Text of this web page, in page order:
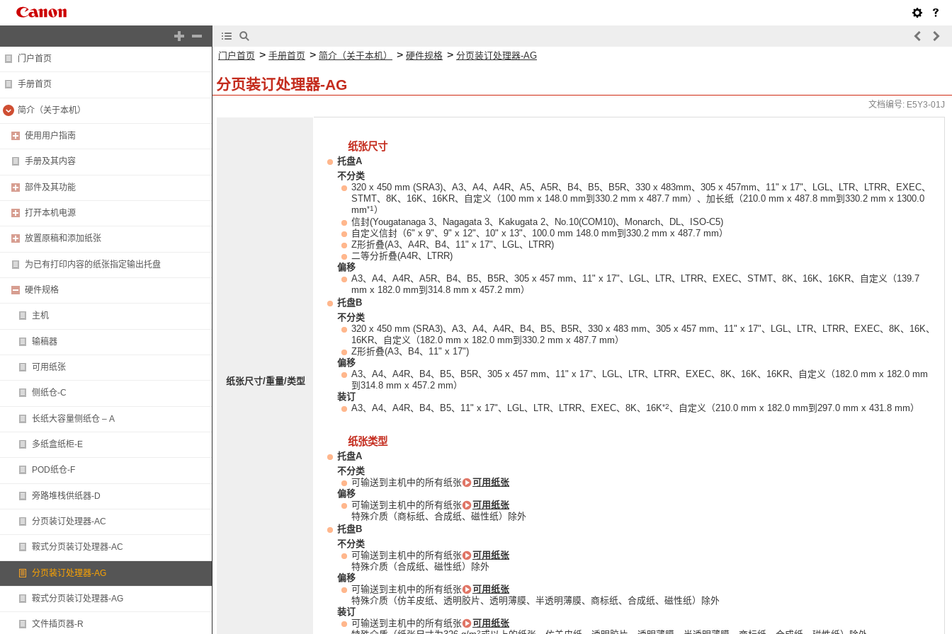
门户首页
手册首页
简介（关于本机）
使用用户指南
手册及其内容
部件及其功能
打开本机电源
放置原稿和添加纸张
为已有打印内容的纸张指定输出托盘
硬件规格
主机
输稿器
可用纸张
侧纸仓-C
长纸大容量侧纸仓 – A
多纸盒纸柜-E
POD纸仓-F
旁路堆栈供纸器-D
分页装订处理器-AC
鞍式分页装订处理器-AC
分页装订处理器-AG
鞍式分页装订处理器-AG
文件插页器-R
门户首页 > 手册首页 > 简介（关于本机） > 硬件规格 > 分页装订处理器-AG
分页装订处理器-AG
文档编号: E5Y3-01J
纸张尺寸/重量/类型
纸张尺寸
托盘A
不分类
320 x 450 mm (SRA3)、A3、A4、A4R、A5、A5R、B4、B5、B5R、330 x 483mm、305 x 457mm、11" x 17"、LGL、LTR、LTRR、EXEC、
STMT、8K、16K、16KR、自定义（100 mm x 148.0 mm到330.2 mm x 487.7 mm）、加长纸（210.0 mm x 487.8 mm到330.2 mm x 1300.0
mm*1 ）
信封(Yougatanaga 3、Nagagata 3、Kakugata 2、No.10(COM10)、Monarch、DL、ISO-C5)
自定义信封（6" x 9"、9" x 12"、10" x 13"、100.0 mm 148.0 mm到330.2 mm x 487.7 mm）
Z形折叠(A3、A4R、B4、11" x 17"、LGL、LTRR)
二等分折叠(A4R、LTRR)
偏移
A3、A4、A4R、A5R、B4、B5、B5R、305 x 457 mm、11" x 17"、LGL、LTR、LTRR、EXEC、STMT、8K、16K、16KR、自定义（139.7
mm x 182.0 mm到314.8 mm x 457.2 mm）
托盘B
不分类
320 x 450 mm (SRA3)、A3、A4、A4R、B4、B5、B5R、330 x 483 mm、305 x 457 mm、11" x 17"、LGL、LTR、LTRR、EXEC、8K、16K、
16KR、自定义（182.0 mm x 182.0 mm到330.2 mm x 487.7 mm）
Z形折叠(A3、B4、11" x 17")
偏移
A3、A4、A4R、B4、B5、B5R、305 x 457 mm、11" x 17"、LGL、LTR、LTRR、EXEC、8K、16K、16KR、自定义（182.0 mm x 182.0 mm
到314.8 mm x 457.2 mm）
装订
A3、A4、A4R、B4、B5、11" x 17"、LGL、LTR、LTRR、EXEC、8K、16K*2、自定义（210.0 mm x 182.0 mm到297.0 mm x 431.8 mm）
纸张类型
托盘A
不分类
可输送到主机中的所有纸张
可用纸张
偏移
可输送到主机中的所有纸张
可用纸张
特殊介质（商标纸、合成纸、磁性纸）除外
托盘B
不分类
可输送到主机中的所有纸张
可用纸张
特殊介质（合成纸、磁性纸）除外
偏移
可输送到主机中的所有纸张
可用纸张
特殊介质（仿羊皮纸、透明胶片、透明薄膜、半透明薄膜、商标纸、合成纸、磁性纸）除外
装订
可输送到主机中的所有纸张
可用纸张